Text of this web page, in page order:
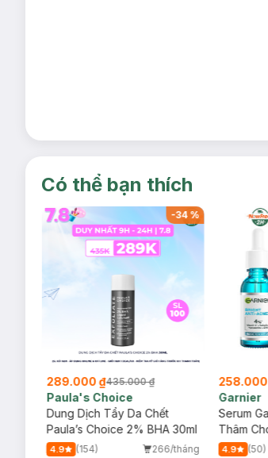
Có thể bạn thích
-34%
289.000 ₫435.000 ₫
Paula's Choice
Dung Dịch Tẩy Da Chết
Paula’s Choice 2% BHA 30ml
4.9 (154)
266/tháng
Garnier
Serum
Thâm
4.9 (50)